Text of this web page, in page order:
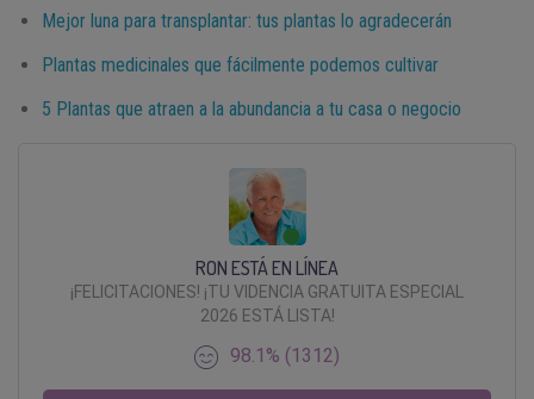
Mejor luna para transplantar: tus plantas lo agradecerán
Plantas medicinales que fácilmente podemos cultivar
5 Plantas que atraen a la abundancia a tu casa o negocio
RON ESTÁ EN LÍNEA
¡FELICITACIONES! ¡TU VIDENCIA GRATUITA ESPECIAL
2026 ESTÁ LISTA!
98.1% (1312)